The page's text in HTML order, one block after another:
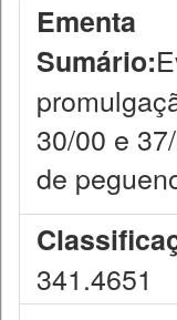
Ementa
Sumário:
30/00 e
de
341.4651